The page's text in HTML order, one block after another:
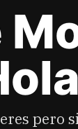
pero